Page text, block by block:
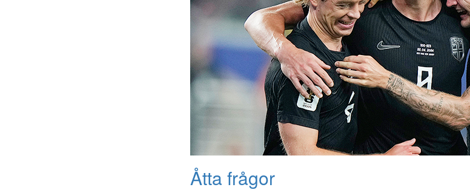
Åtta frågor